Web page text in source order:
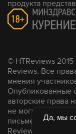
Да, мы
продукта
© HTReviews
Reviews. Все
мнения
Опубликованные
авторские права
не могут быть
письменного
Reviews.